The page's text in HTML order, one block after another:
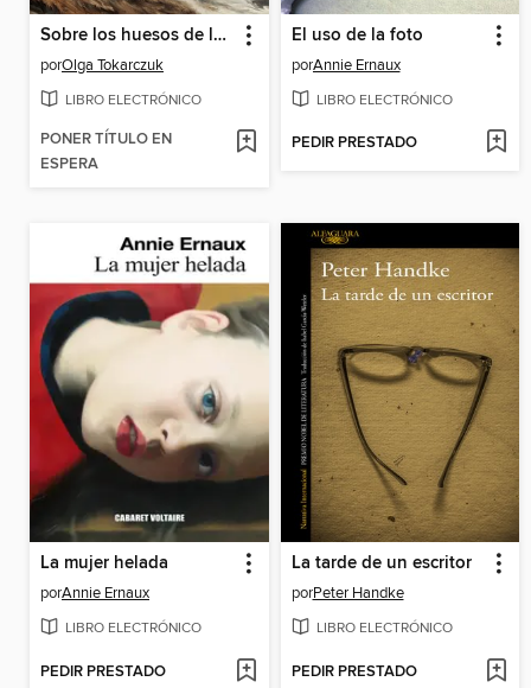
Sobre los huesos de los muertos
porOlga Tokarczuk
LIBRO ELECTRÓNICO
PONER TÍTULO EN
ESPERA
El uso de la foto
porAnnie Ernaux
LIBRO ELECTRÓNICO
PEDIR PRESTADO
La mujer helada
porAnnie Ernaux
LIBRO ELECTRÓNICO
PEDIR PRESTADO
La tarde de un escritor
porPeter Handke
LIBRO ELECTRÓNICO
PEDIR PRESTADO